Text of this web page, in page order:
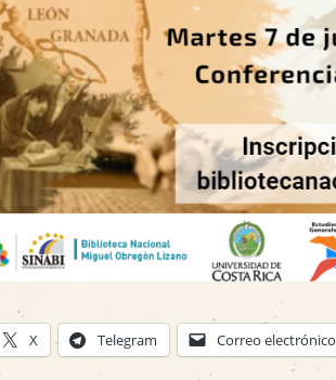
X Telegram Correo electrónico